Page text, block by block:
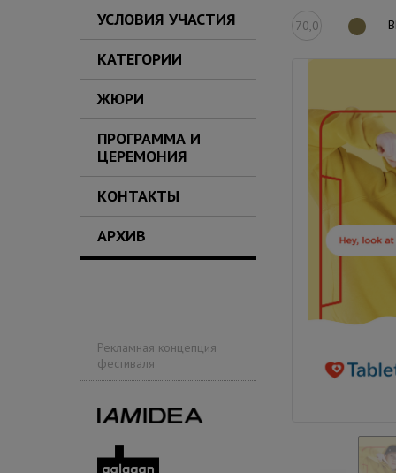
УСЛОВИЯ УЧАСТИЯ
КАТЕГОРИИ
ЖЮРИ
ПРОГРАММА И
ЦЕРЕМОНИЯ
КОНТАКТЫ
АРХИВ
Рекламная концепция
фестиваля
70,0